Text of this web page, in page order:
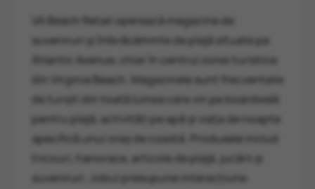
Beach Retail operează magazine
de
suveniruri
îmbrăcăminte de plajă situate pe
Atlantic
Avenue, chiar centrul zonei
turistice
Virginia Beach. Magazinele sunt
frecventate
de
turiști toată lumea care pe
boardwalk
pentru
plajă, activități pe apă viața de
noapte
specifică
oraș de coastă. Produsele
hanorace, articole de plajă, jucării
suveniruri.
Jobul presupune
interacțiune